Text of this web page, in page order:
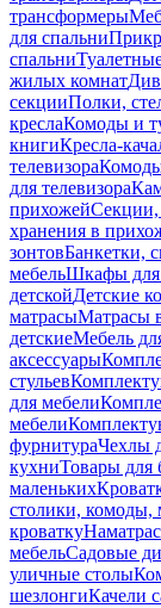
трансформеры
для спальни
спальни
жилых комнат
секцииПолки,
креслаКомоды и
книгиКресла-
телевизора
для телевизора
прихожей
хранения в
зонтовБанкетки,
мебельШкафы для
детскойДетские
матрасыМатрасы
детскиеМебель
аксессуары
стульев
для мебели
мебели
фурнитураЧехлы
кухниТовары для
маленьких
столики, комоды,
кроватку
мебельСадовые
уличные столы
шезлонгиКачели